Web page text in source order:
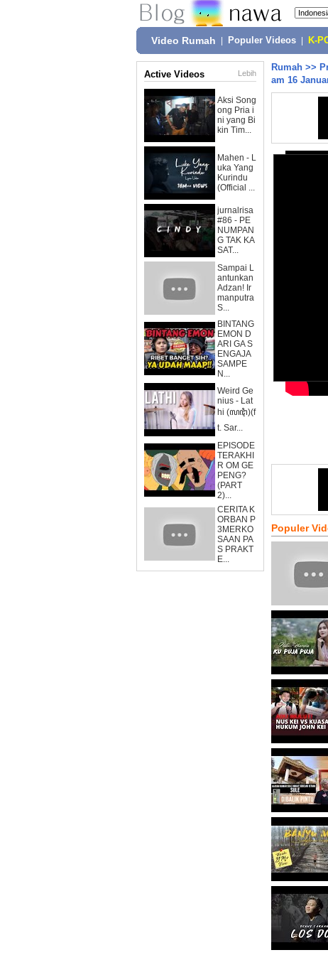
Video Rumah Populer Videos K-
Active Videos Lebih
Aksi Song
ong Pria i
ni yang Bi
kin Tim...
Mahen - L
uka Yang
Kurindu
(Official ...
jurnalrisa
#86 - PE
NUMPAN
G TAK KA
SAT...
Sampai L
antunkan
Adzan! Ir
manputra
S...
BINTANG
EMON D
ARI GA S
ENGAJA
SAMPE
N...
Weird Ge
nius - Lat
hi (ꦭꦛꦶ)(f
t. Sar...
EPISODE
TERAKHI
R OM GE
PENG?
(PART
2)...
CERITA K
ORBAN P
3MERKO
SAAN PA
S PRAKT
E...
Rumah >>
am 16
Populer